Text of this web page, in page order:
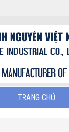
TRANG CHỦ